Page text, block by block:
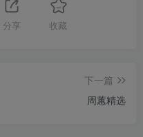
分享 收藏
下一篇
周蕙精选